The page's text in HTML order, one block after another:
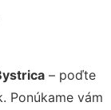
– poďte
Ponúkame vám